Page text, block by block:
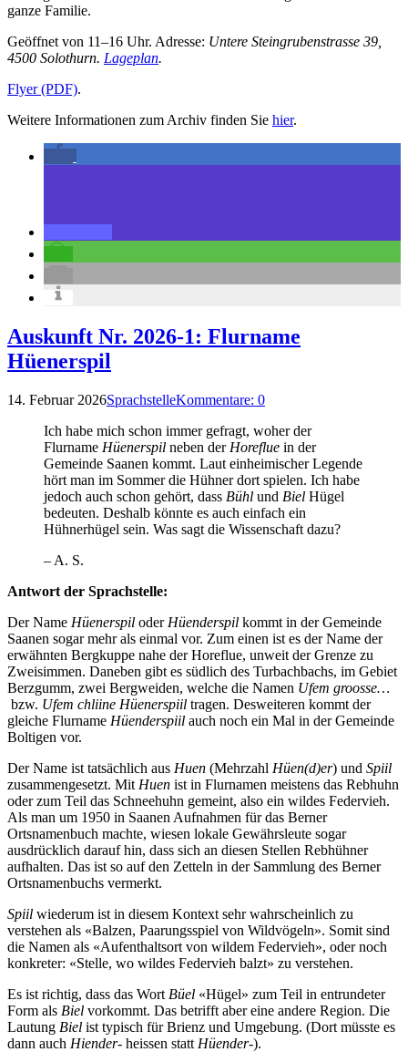
ganze Familie.
Geöffnet von 11–16 Uhr. Adresse: Untere Steingrubenstrasse 39,
4500 Solothurn. Lageplan.
Flyer (PDF).
Weitere Informationen zum Archiv finden Sie hier.
Auskunft Nr. 2026-1: Flurname
Hüenerspil
14. Februar 2026SprachstelleKommentare: 0
Ich habe mich schon immer gefragt, woher der
Flurname Hüenerspil neben der Horeflue in der
Gemeinde Saanen kommt. Laut einheimischer Legende
hört man im Sommer die Hühner dort spielen. Ich habe
jedoch auch schon gehört, dass Bühl und Biel Hügel
bedeuten. Deshalb könnte es auch einfach ein
Hühnerhügel sein. Was sagt die Wissenschaft dazu?
– A. S.
Antwort der Sprachstelle:
Der Name Hüenerspil oder Hüenderspil kommt in der Gemeinde
Saanen sogar mehr als einmal vor. Zum einen ist es der Name der
erwähnten Bergkuppe nahe der Horeflue, unweit der Grenze zu
Zweisimmen. Daneben gibt es südlich des Turbachbachs, im Gebiet
Berzgumm, zwei Bergweiden, welche die Namen Ufem groosse…
bzw. Ufem chliine Hüenerspiil tragen. Desweiteren kommt der
gleiche Flurname Hüenderspiil auch noch ein Mal in der Gemeinde
Boltigen vor.
Der Name ist tatsächlich aus Huen (Mehrzahl Hüen(d)er) und Spiil
zusammengesetzt. Mit Huen ist in Flurnamen meistens das Rebhuhn
oder zum Teil das Schneehuhn gemeint, also ein wildes Federvieh.
Als man um 1950 in Saanen Aufnahmen für das Berner
Ortsnamenbuch machte, wiesen lokale Gewährsleute sogar
ausdrücklich darauf hin, dass sich an diesen Stellen Rebhühner
aufhalten. Das ist so auf den Zetteln in der Sammlung des Berner
Ortsnamenbuchs vermerkt.
Spiil wiederum ist in diesem Kontext sehr wahrscheinlich zu
verstehen als «Balzen, Paarungsspiel von Wildvögeln». Somit sind
die Namen als «Aufenthaltsort von wildem Federvieh», oder noch
konkreter: «Stelle, wo wildes Federvieh balzt» zu verstehen.
Es ist richtig, dass das Wort Büel «Hügel» zum Teil in entrundeter
Form als Biel vorkommt. Das betrifft aber eine andere Region. Die
Lautung Biel ist typisch für Brienz und Umgebung. (Dort müsste es
dann auch Hiender- heissen statt Hüender-).